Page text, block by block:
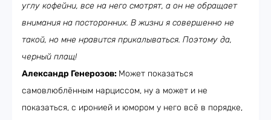
углу кофейни, все на него смотрят, а он не обращает
внимания на посторонних. В жизни я совершенно не
такой, но мне нравится прикалываться. Поэтому да,
черный плащ!
Александр Генерозов: Может показаться
самовлюблённым нарциссом, ну а может и не
показаться, с иронией и юмором у него всё в порядке,